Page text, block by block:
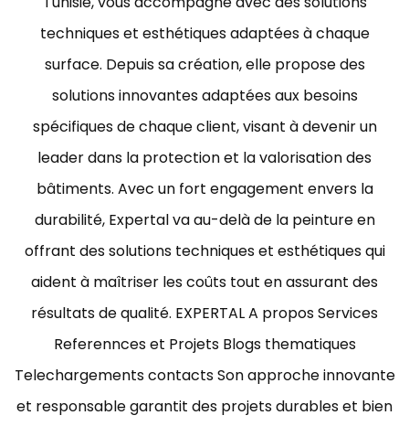
techniques et esthétiques adaptées à chaque
surface. Depuis sa création, elle propose des
solutions innovantes adaptées aux besoins
spécifiques de chaque client, visant à devenir un
leader dans la protection et la valorisation des
bâtiments. Avec un fort engagement envers la
durabilité, Expertal va au-delà de la peinture en
offrant des solutions techniques et esthétiques qui
aident à maîtriser les coûts tout en assurant des
résultats de qualité. EXPERTAL A propos Services
Referennces et Projets Blogs thematiques
Telechargements contacts Son approche innovante
et responsable garantit des projets durables et bien